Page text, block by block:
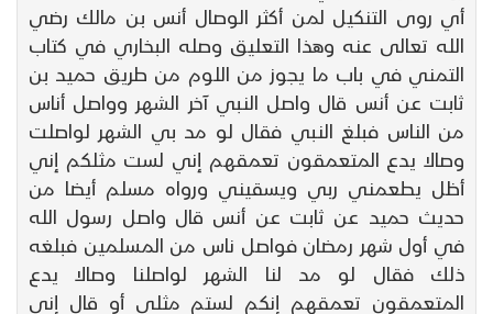
أي روى التنكيل لمن أكثر الوصال أنس بن مالك رضي
الله تعالى عنه وهذا التعليق وصله البخاري في كتاب
التمني في باب ما يجوز من اللوم من طريق حميد بن
ثابت عن أنس قال واصل النبي آخر الشهر وواصل أناس
من الناس فبلغ النبي فقال لو مد بي الشهر لواصلت
وصالا يدع المتعمقون تعمقهم إني لست مثلكم إني
أظل يطعمني ربي ويسقيني ورواه مسلم أيضا من
حديث حميد عن ثابت عن أنس قال واصل رسول الله
في أول شهر رمضان فواصل ناس من المسلمين فبلغه
ذلك فقال لو مد لنا الشهر لواصلنا وصالا يدع
المتعمقون تعمقهم إنكم لستم مثلي أو قال إني